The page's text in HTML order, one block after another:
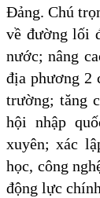
Đảng. Chú
về đường lối
nước; nâng
địa phương 2
trường; tăng
hội nhập
xuyên; xác
học, công
động lực